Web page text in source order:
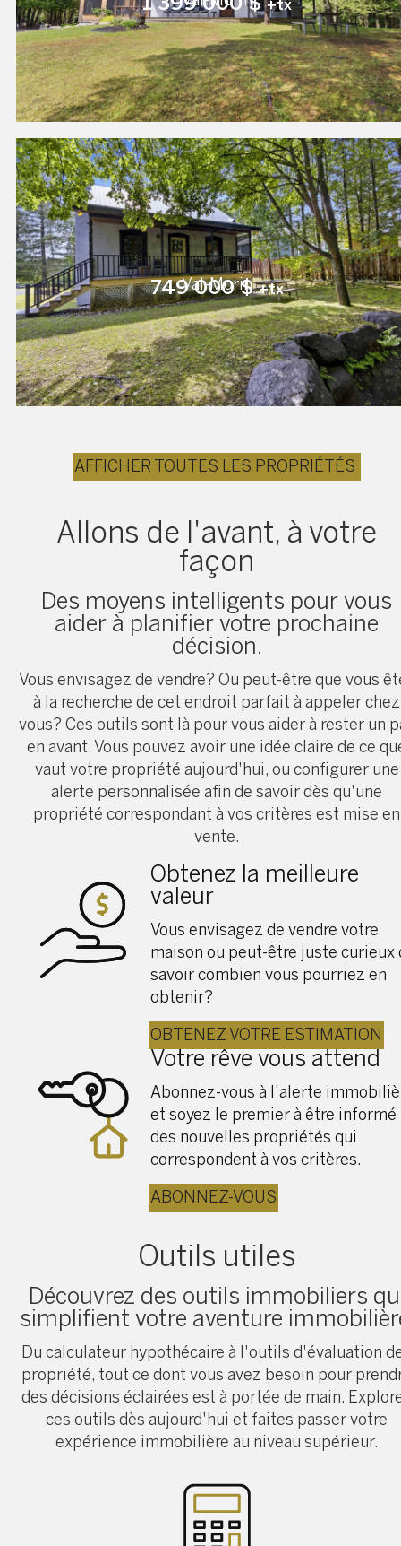
+tx
Val-Morin
749 000 $+tx
AFFICHER TOUTES LES PROPRIÉTÉS
Obtenez la meilleure
valeur
Vous envisagez de vendre votre
maison ou peut-être juste curieux
savoir combien vous pourriez en
obtenir?
OBTENEZ VOTRE ESTIMATION
Votre rêve vous attend
Abonnez-vous à l'alerte
et soyez le premier à être informé
des nouvelles propriétés qui
correspondent à vos critères.
ABONNEZ-VOUS
Allons de l'avant, à votre
façon
Des moyens intelligents pour vous
aider à planifier votre prochaine
décision.
Vous envisagez de vendre? Ou peut-être que vous
à la recherche de cet endroit parfait à appeler chez
vous? Ces outils sont là pour vous aider à rester un
en avant. Vous pouvez avoir une idée claire de ce
vaut votre propriété aujourd'hui, ou configurer une
alerte personnalisée afin de savoir dès qu'une
propriété correspondant à vos critères est mise en
vente.
Outils utiles
Découvrez des outils immobiliers
simplifient votre aventure
Du calculateur hypothécaire à l'outils d'évaluation
propriété, tout ce dont vous avez besoin pour
des décisions éclairées est à portée de main.
ces outils dès aujourd'hui et faites passer votre
expérience immobilière au niveau supérieur.